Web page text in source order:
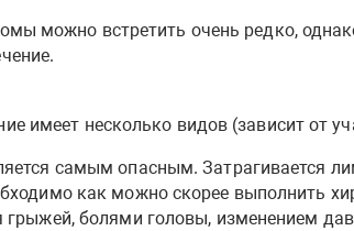
можно встретить очень редко,
имеет несколько видов (зависит от
самым опасным. Затрагивается
как можно скорее выполнить
грыжей, болями головы, изменением